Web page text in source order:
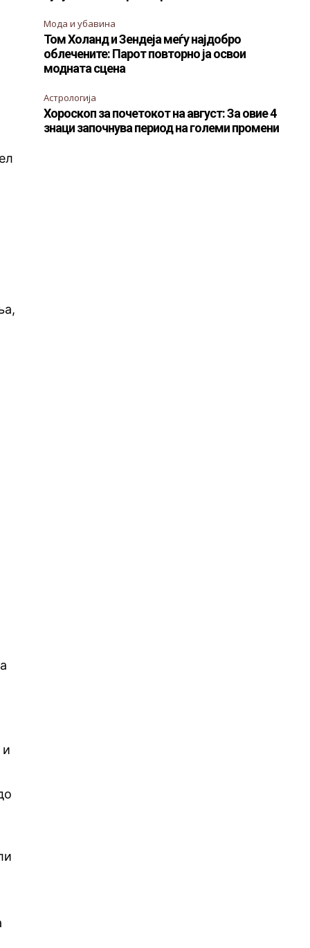
и
Мода и убавина
Том Холанд и Зендеја меѓу најдобро
облечените: Парот повторно ја освои
модната сцена
Астрологија
Хороскоп за почетокот на август: За овие 4
знаци започнува период на големи промени